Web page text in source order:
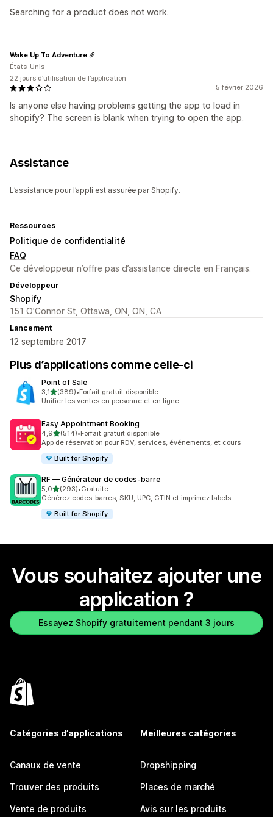
Searching for a product does not work.
5 février 2026
Is anyone else having problems getting the app to load in
shopify? The screen is blank when trying to open the app.
Wake Up To Adventure
États-Unis
22 jours d’utilisation de l’application
Assistance
L’assistance pour l’appli est assurée par Shopify.
Ressources
Politique de confidentialité
FAQ
Ce développeur n’offre pas d’assistance directe en Français.
Développeur
Shopify
151 O’Connor St, Ottawa, ON, ON, CA
Lancement
12 septembre 2017
Plus d’applications comme celle-ci
Point of Sale
3,1étoile(s) sur 5
(389)
389 avis au total
•Forfait gratuit disponible
Unifier les ventes en personne et en ligne
Easy Appointment Booking
4,9étoile(s) sur 5
(514)
514 avis au total
•Forfait gratuit disponible
App de réservation pour RDV, services, événements, et cours
Built for Shopify
RF — Générateur de codes‑barre
5,0étoile(s) sur 5
(293)
293 avis au total
•Gratuite
Générez codes-barres, SKU, UPC, GTIN et imprimez labels
Built for Shopify
Vous souhaitez ajouter une
application ?
Essayez Shopify gratuitement pendant 3 jours
Catégories d’applications
Canaux de vente
Trouver des produits
Vente de produits
Meilleures catégories
Dropshipping
Places de marché
Avis sur les produits